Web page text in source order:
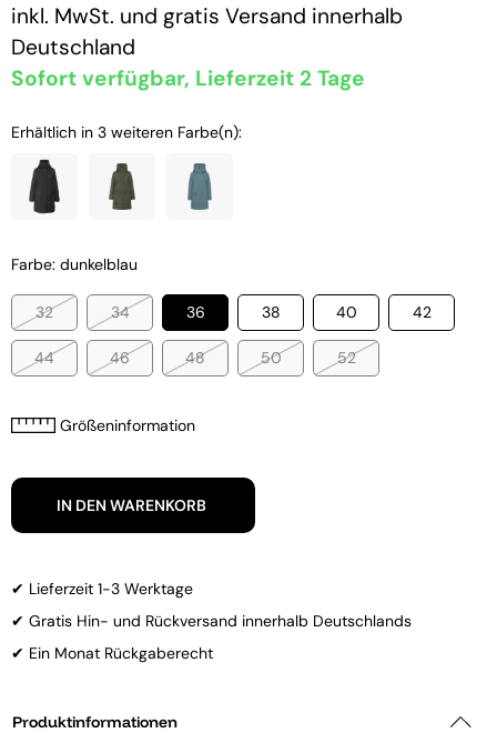
inkl. MwSt. und gratis Versand innerhalb
Deutschland
Sofort verfügbar, Lieferzeit 2 Tage
Erhältlich in 3 weiteren Farbe(n):
Farbe: dunkelblau
32 34 36 38 40 42
44 46 48 50 52
Größeninformation
IN DEN WARENKORB
✔ Lieferzeit 1-3 Werktage
✔ Gratis Hin- und Rückversand innerhalb Deutschlands
✔ Ein Monat Rückgaberecht
Produktinformationen